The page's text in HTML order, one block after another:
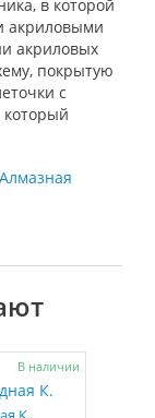
в которой
акриловыми
акриловых
покрытую
с
который
Алмазная
В наличии